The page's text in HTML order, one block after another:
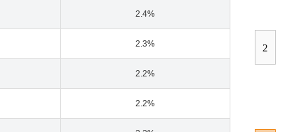
2.4%
2.3%
2.2%
2.2%
2